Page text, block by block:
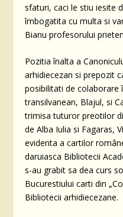
sfaturi, caci le stiu iesite
îmbogatita cu multa si
Bianu profesorului
Pozitia înalta a
arhidiecezan si prepozit
posibilitati de colaborare
transilvanean, Blajul, si
trimisa tuturor preotilor
de Alba Iulia si Fagaras,
evidenta a cartilor
daruiasca Bibliotecii
s-au grabit sa dea curs
Bucurestiului carti din
Bibliotecii arhidiecezane.